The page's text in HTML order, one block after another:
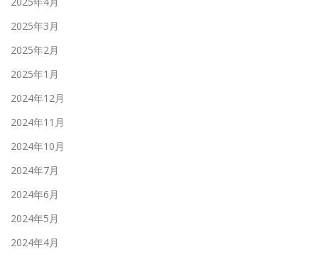
2025年3月
2025年2月
2025年1月
2024年12月
2024年11月
2024年10月
2024年7月
2024年6月
2024年5月
2024年4月